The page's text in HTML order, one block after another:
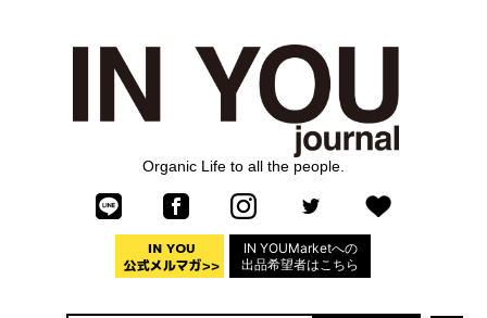
Organic Life to all the people.
IN YOUMarketへの
出品希望者はこちら